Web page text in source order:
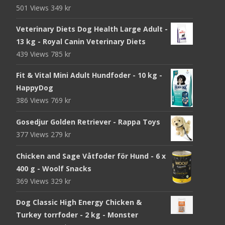
501 Views 349 kr
Veterinary Diets Dog Health Large Adult -
13 kg - Royal Canin Veterinary Diets
439 Views 785 kr
Fit & Vital Mini Adult Hundfoder - 10 kg -
HappyDog
386 Views 769 kr
Gosedjur Golden Retriever - Rappa Toys
377 Views 279 kr
Chicken and Sage Våtfoder för Hund - 6 x
400 g - Woolf Snacks
369 Views 329 kr
Dog Classic High Energy Chicken &
Turkey torrfoder - 2 kg - Monster